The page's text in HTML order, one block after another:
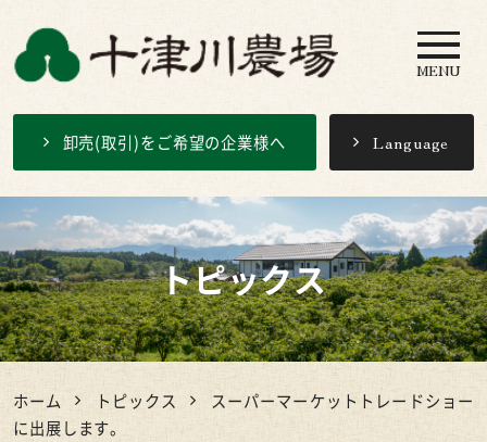
十津川農場
卸売(取引)をご希望の企業様へ Language
MENU
トピックス
ホーム トピックス
スーパーマーケットトレードショー
に出展します。